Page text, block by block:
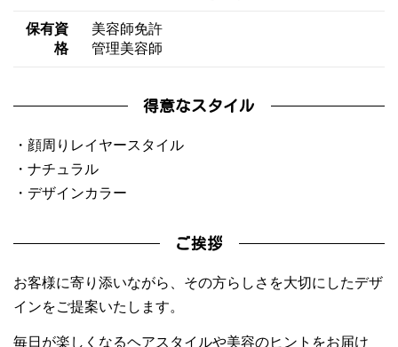
保有資
格
美容師免許
管理美容師
得意なスタイル
・顔周りレイヤースタイル
・ナチュラル
・デザインカラー
ご挨拶
お客様に寄り添いながら、その方らしさを大切にしたデザ
インをご提案いたします。
毎日が楽しくなるヘアスタイルや美容のヒントをお届け